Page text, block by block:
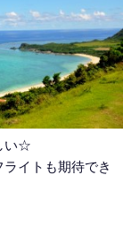
い☆
イトも期待でき